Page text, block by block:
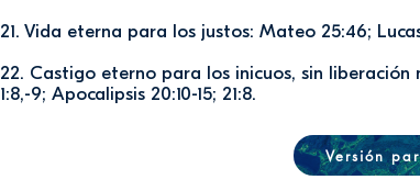
21. Vida eterna para los justos: Mateo 25:46; Lucas
22. Castigo eterno para los inicuos, sin liberación
1:8,-9; Apocalipsis 20:10-15; 21:8.
Versión